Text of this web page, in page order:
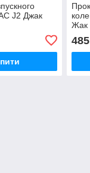
J2 Джак
485